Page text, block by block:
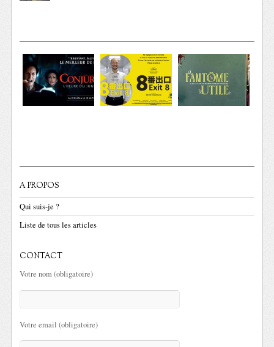
A PROPOS
Qui suis-je ?
Liste de tous les articles
CONTACT
Votre nom (obligatoire)
Votre email (obligatoire)